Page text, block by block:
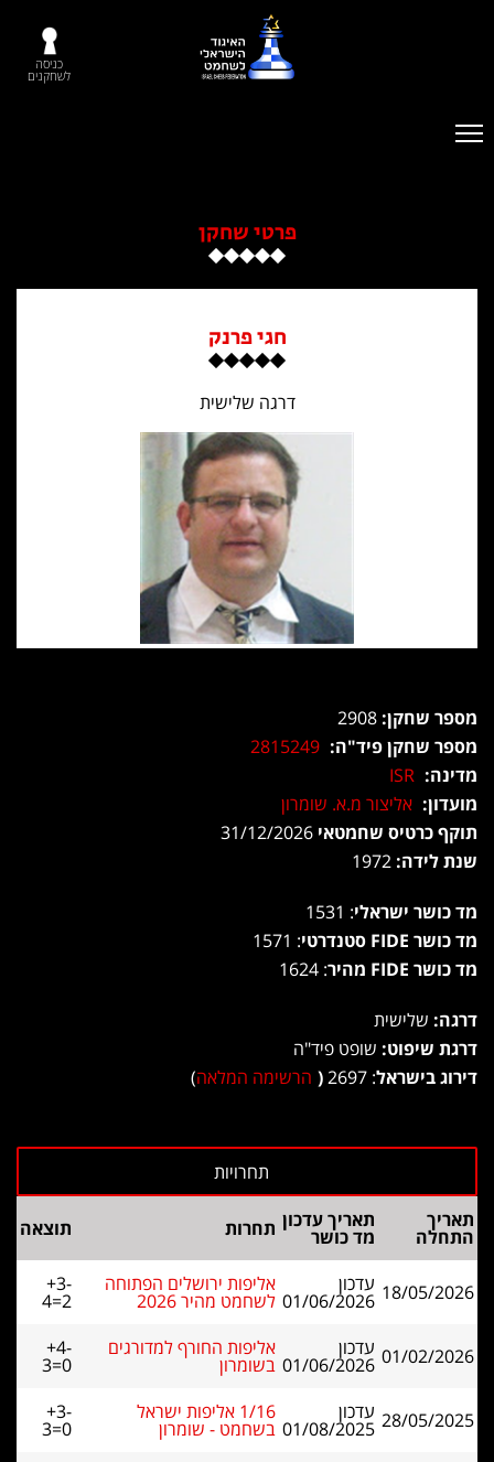
כניסה
לשחקנים
פרטי שחקן
חגי פרנק
דרגה שלישית
מספר שחקן:
מספר שחקן פיד"ה: 2815249
מדינה: ISR
מועדון: אליצור מ.א. שומרון
תוקף כרטיס שחמטאי
שנת לידה:
מד כושר ישראלי: 1531
מד כושר FIDE סטנדרטי
: 1571
מד כושר FIDE מהיר
: 1624
דרגה: שלישית
דרגת שיפוט: שופט פיד"ה
דירוג בישראל: 2697
( הרשימה המלאה)
תאריך
התחלה
תאריך עדכון
מד כושר תחרות תוצאה
18/05/2026 עדכון
01/06/2026
אליפות ירושלים הפתוחה
לשחמט מהיר 2026
+3-
4=2
01/02/2026 עדכון
01/06/2026
אליפות החורף למדורגים
בשומרון
+4-
3=0
28/05/2025 עדכון
01/08/2025
1/16 אליפות ישראל
בשחמט - שומרון
+3-
3=0